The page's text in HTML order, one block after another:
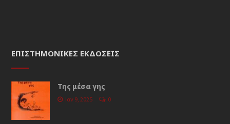
ΕΠΙΣΤΗΜΟΝΙΚΈΣ ΕΚΔΌΣΕΙΣ
Της μέσα γης
Ιαν 9, 2025 0